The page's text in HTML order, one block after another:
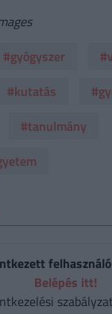
#gyógyszer
#kutatás
#tanulmány
Belépés itt!